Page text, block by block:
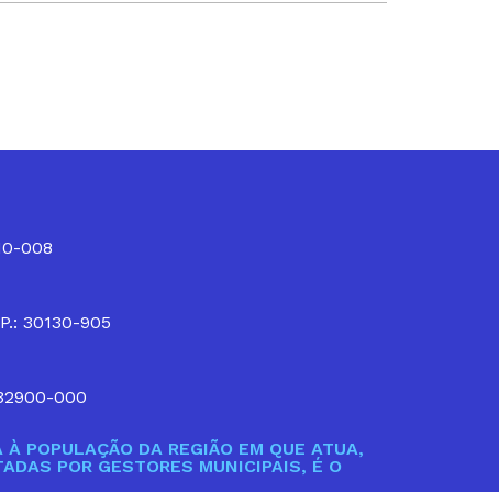
008
30130-905
000
POPULAÇÃO DA REGIÃO EM QUE ATUA,
POR GESTORES MUNICIPAIS, É O